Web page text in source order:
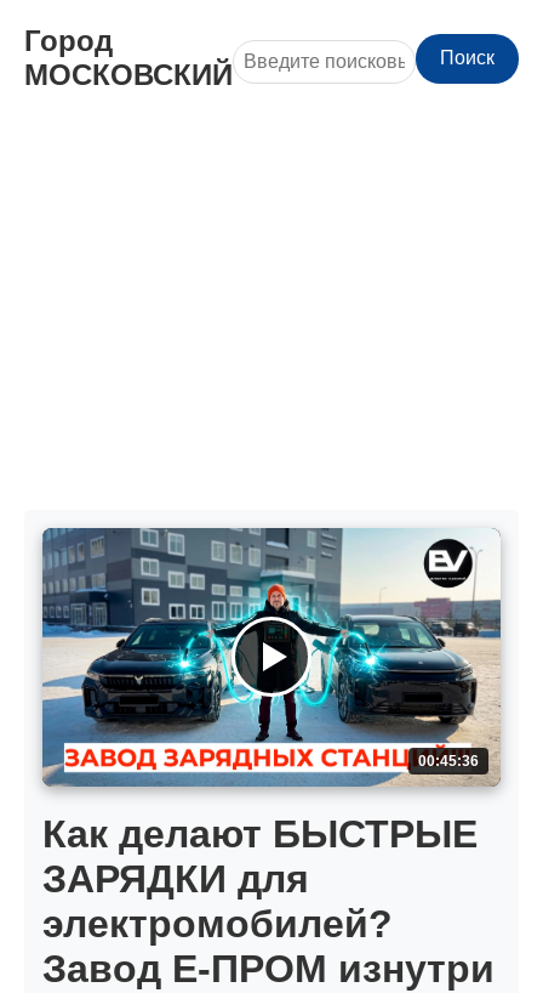
Город
МОСКОВСКИЙ
Поиск
00:45:36
Как делают БЫСТРЫЕ
ЗАРЯДКИ для
электромобилей?
Завод Е-ПРОМ изнутри